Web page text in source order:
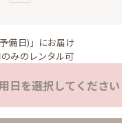
備日)」にお届け
みのレンタル可
日を選択してください